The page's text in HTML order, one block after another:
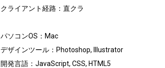
クライアント経路：直クラ
パソコンOS：Mac
デザインツール：Photoshop, Illustrator
開発言語：JavaScript, CSS, HTML5